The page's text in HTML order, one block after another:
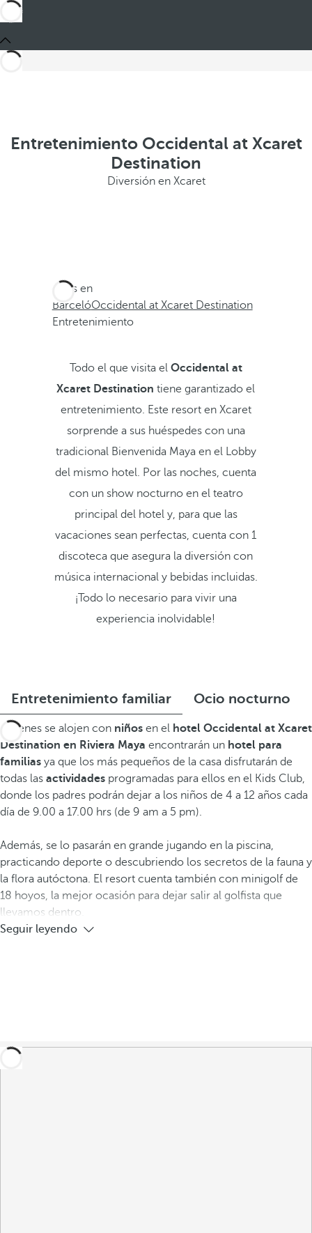
Entretenimiento Occidental at Xcaret
Destination
Diversión en Xcaret
Estás en
BarcelóOccidental at Xcaret Destination
Entretenimiento
Todo el que visita el Occidental at
Xcaret Destination tiene garantizado el
entretenimiento. Este resort en Xcaret
sorprende a sus huéspedes con una
tradicional Bienvenida Maya en el Lobby
del mismo hotel. Por las noches, cuenta
con un show nocturno en el teatro
principal del hotel y, para que las
vacaciones sean perfectas, cuenta con 1
discoteca que asegura la diversión con
música internacional y bebidas incluidas.
¡Todo lo necesario para vivir una
experiencia inolvidable!
Entretenimiento familiar Ocio nocturno
Quienes se alojen con niños en el hotel Occidental at Xcaret
Destination en Riviera Maya encontrarán un hotel para
familias ya que los más pequeños de la casa disfrutarán de
todas las actividades programadas para ellos en el Kids Club,
donde los padres podrán dejar a los niños de 4 a 12 años cada
día de 9.00 a 17.00 hrs (de 9 am a 5 pm).
Además, se lo pasarán en grande jugando en la piscina,
practicando deporte o descubriendo los secretos de la fauna y
la flora autóctona. El resort cuenta también con minigolf de
18 hoyos, la mejor ocasión para dejar salir al golfista que
llevamos dentro.
Seguir leyendo